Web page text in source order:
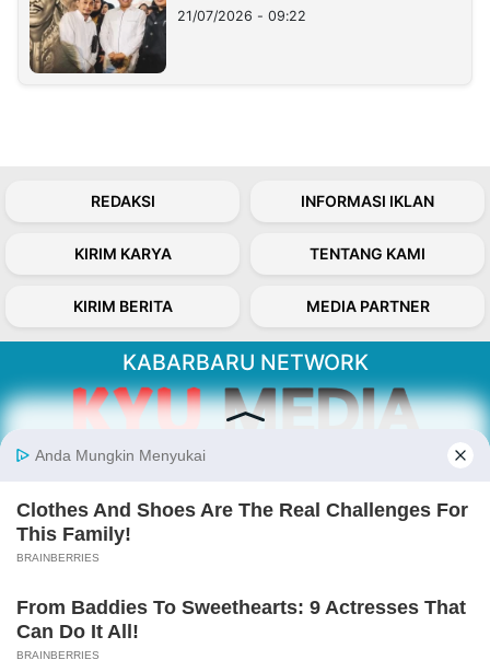
21/07/2026 - 09:22
REDAKSI INFORMASI IKLAN
KIRIM KARYA TENTANG KAMI
KIRIM BERITA MEDIA PARTNER
KABARBARU NETWORK